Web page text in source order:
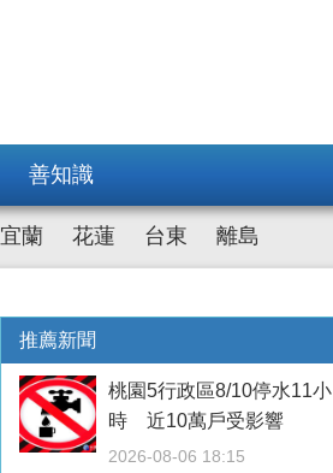
善知識
宜蘭 花蓮 台東 離島
推薦新聞
桃園5行政區8/10停水11小
時 近10萬戶受影響
2026-08-06 18:15